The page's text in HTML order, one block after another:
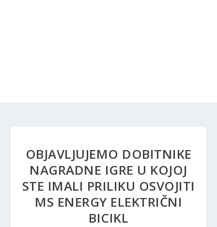
OBJAVLJUJEMO DOBITNIKE
NAGRADNE IGRE U KOJOJ
STE IMALI PRILIKU OSVOJITI
MS ENERGY ELEKTRIČNI
BICIKL